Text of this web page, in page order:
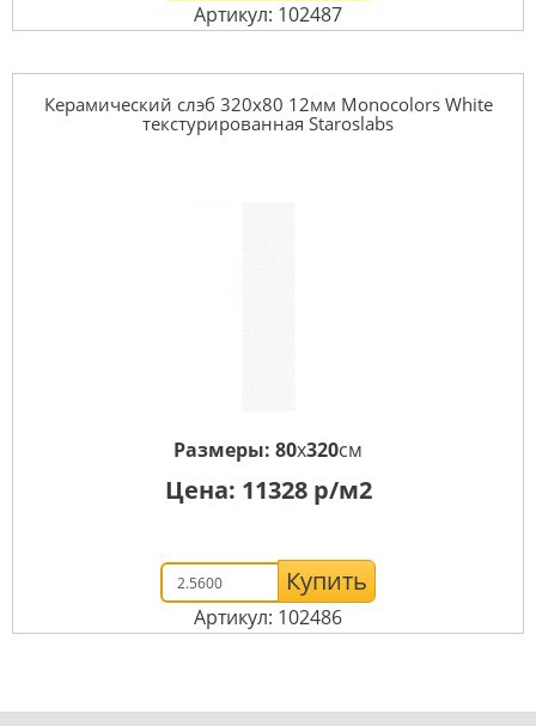
Артикул: 102487
Керамический слэб 320x80 12мм Monocolors White
текстурированная Staroslabs
Размеры: 80x320см
Цена: 11328р/м2
Купить
Артикул: 102486